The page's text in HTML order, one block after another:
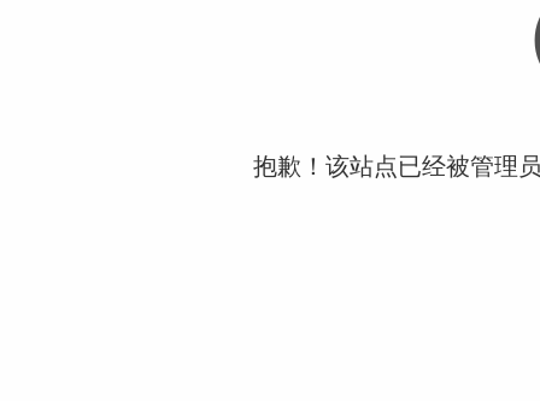
抱歉！该站点已经被管理